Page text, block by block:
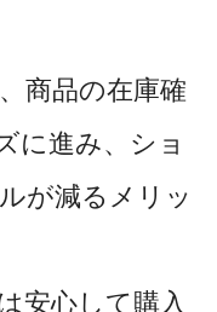
商品の在庫確
に進み、ショ
が減るメリッ
安心して購入